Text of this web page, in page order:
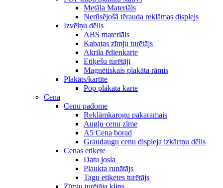
Metāla Materiāls
Nerūsējošā tērauda reklāmas displejs
Izvēlņu dēlis
ABS materiāls
Kabatas zīmju turētājs
Akrila ēdienkarte
Etiķešu turētāji
Magnētiskais plakāta rāmis
Plakāts/kartīte
Pop plakāta karte
Cena
Cenu padome
Reklāmkarogu pakaramais
Augļu cenu zīme
A5 Cena borad
Graudaugu cenu displeja izkārtņu dēlis
Cenas etiķete
Datu josla
Plaukta runātājs
Tagu etiķetes turētājs
Zīmju turētāja klips